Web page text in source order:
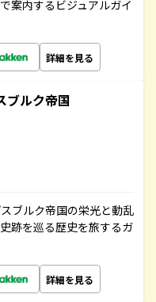
案内するビジュアルガイ
詳細を見る
ルク帝国
ブルク帝国の栄光と動乱
跡を巡る歴史を旅するガ
詳細を見る